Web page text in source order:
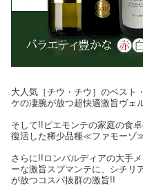
大人気［チウ・チウ］のベス
ケの凄腕が放つ超快適激旨ヴェ
そして!!ピエモンテの家庭の食
復活した稀少品種≪ファモーゾ
さらに!!ロンバルディアの大手
ーな激旨スプマンテに、シチリ
が放つコスパ抜群の激旨!!